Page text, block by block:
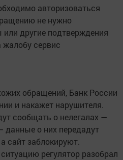
авторизоваться
не нужно
другие подтверждения
жалобу сервис
обращений, Банк России
и накажет нарушителя.
сообщать о нелегалах —
данные о них передадут
сайт заблокируют.
регулятор разобрал